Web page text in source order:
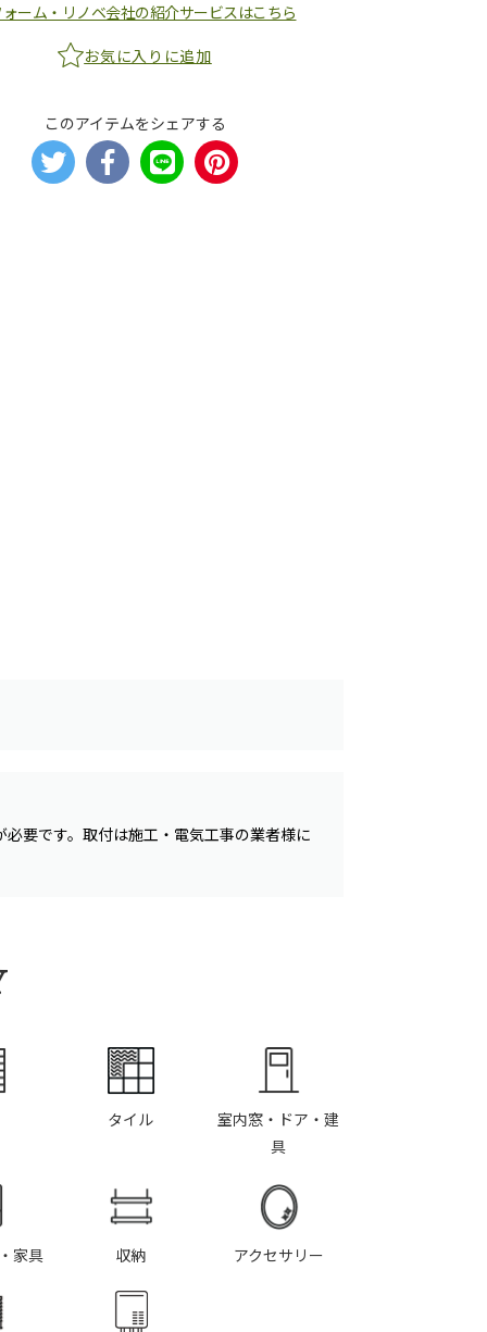
ォーム・リノベ会社の紹介サービスはこちら
お気に入りに追加
このアイテムをシェアする
要です。取付は施工・電気工事の業者様に
タイル
室内窓・ドア・建
具
家具 収納 アクセサリー